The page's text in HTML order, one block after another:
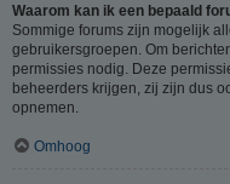
Waarom kan ik een bepaald
Sommige forums zijn mogelijk
gebruikersgroepen. Om
permissies nodig. Deze
beheerders krijgen, zij zijn dus
opnemen.
Omhoog